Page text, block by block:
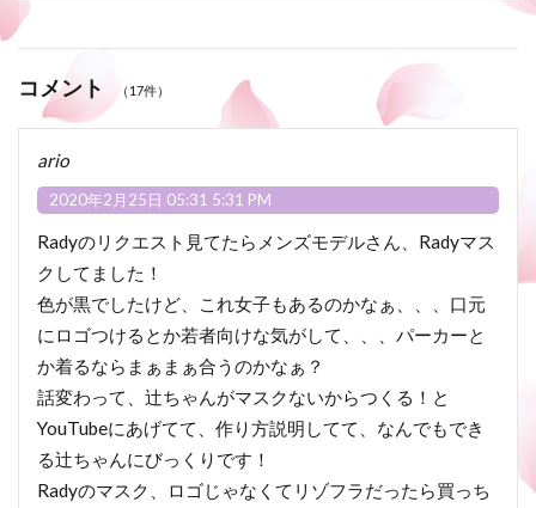
コメント （17件）
ario
2020年2月25日 05:31 5:31 PM
Radyのリクエスト見てたらメンズモデルさん、Radyマス
クしてました！
色が黒でしたけど、これ女子もあるのかなぁ、、、口元
にロゴつけるとか若者向けな気がして、、、パーカーと
か着るならまぁまぁ合うのかなぁ？
話変わって、辻ちゃんがマスクないからつくる！と
YouTubeにあげてて、作り方説明してて、なんでもでき
る辻ちゃんにびっくりです！
Radyのマスク、ロゴじゃなくてリゾフラだったら買っち